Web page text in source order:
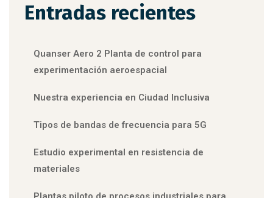
Entradas recientes
Quanser Aero 2 Planta de control para
experimentación aeroespacial
Nuestra experiencia en Ciudad Inclusiva
Tipos de bandas de frecuencia para 5G
Estudio experimental en resistencia de
materiales